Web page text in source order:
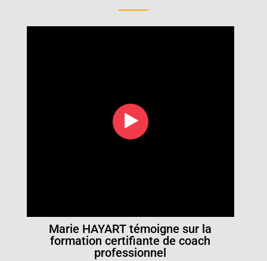
‣
Marie HAYART témoigne sur la
formation certifiante de coach
professionnel